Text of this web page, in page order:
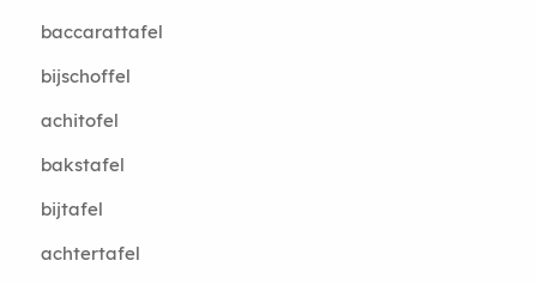
baccarattafel
bijschoffel
achitofel
bakstafel
bijtafel
achtertafel